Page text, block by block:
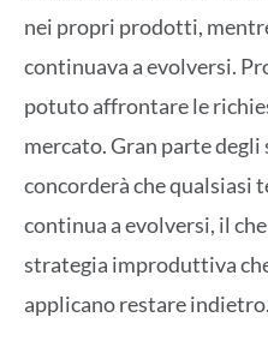
nei propri prodotti,
continuava a evolversi.
potuto affrontare le
mercato. Gran parte
concorderà che qualsiasi
continua a evolversi, il
strategia improduttiva
applicano restare indietro.